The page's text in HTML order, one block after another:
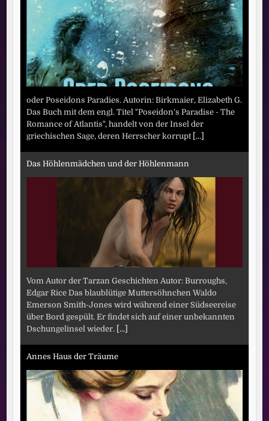
oder Poseidons Paradies. Autorin: Birkmaier, Elizabeth G.
Das Buch mit dem engl. Titel "Poseidon's Paradise - The
Romance of Atlantis", handelt von der Insel der
griechischen Sage, deren Herrscher korrupt [...]
Das Höhlenmädchen und der Höhlenmann
Vom Autor der Tarzan Geschichten Autor: Burroughs,
Edgar Rice Das blaublütige Muttersöhnchen Waldo
Emerson Smith-Jones wird während einer Südseereise
über Bord gespült. Er findet sich auf einer unbekannten
Dschungelinsel wieder. [...]
Annes Haus der Träume